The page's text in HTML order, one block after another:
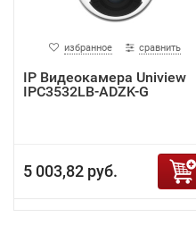
избранное сравнить
IP Видеокамера Uniview
IPC3532LB-ADZK-G
5 003,82 руб.